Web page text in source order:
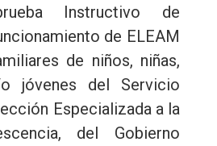
Instructivo de
de ELEAM
de niños, niñas,
jóvenes del Servicio
Especializada a la
del Gobierno